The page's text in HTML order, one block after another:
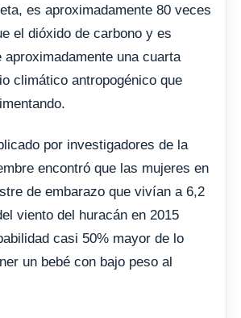
es aproximadamente 80 veces
el dióxido de carbono y es
aproximadamente una cuarta
climático antropogénico que
por investigadores de la
encontró que las mujeres en
de embarazo que vivían a 6,2
viento del huracán en 2015
casi 50% mayor de lo
un bebé con bajo peso al